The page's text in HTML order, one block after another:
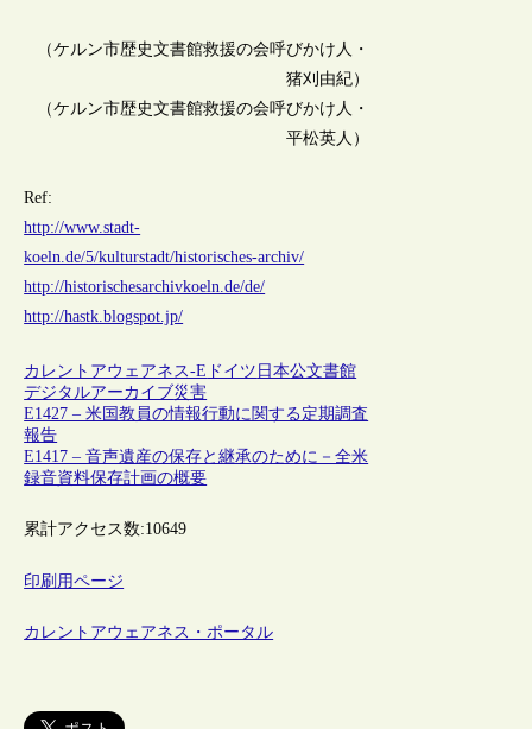
（ケルン市歴史文書館救援の会呼びかけ人・
猪刈由紀）
（ケルン市歴史文書館救援の会呼びかけ人・
平松英人）
Ref:
http://www.stadt-
koeln.de/5/kulturstadt/historisches-archiv/
http://historischesarchivkoeln.de/de/
http://hastk.blogspot.jp/
カレントアウェアネス-E ドイツ 日本公文書館
デジタルアーカイブ災害
E1427 – 米国教員の情報行動に関する定期調査
報告
E1417 – 音声遺産の保存と継承のために－全米
録音資料保存計画の概要
累計アクセス数:10649
印刷用ページ
カレントアウェアネス・ポータル